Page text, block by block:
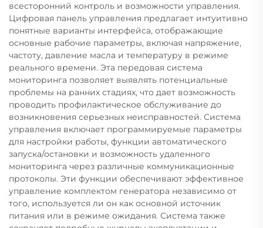
всесторонний контроль и возможности управления.
Цифровая панель управления предлагает интуитивно
понятные варианты интерфейса, отображающие
основные рабочие параметры, включая напряжение,
частоту, давление масла и температуру в режиме
реального времени. Эта передовая система
мониторинга позволяет выявлять потенциальные
проблемы на ранних стадиях, что дает возможность
проводить профилактическое обслуживание до
возникновения серьезных неисправностей. Система
управления включает программируемые параметры
для настройки работы, функции автоматического
запуска/остановки и возможность удаленного
мониторинга через различные коммуникационные
протоколы. Эти функции обеспечивают эффективное
управление комплектом генератора независимо от
того, используется ли он как основной источник
питания или в режиме ожидания. Система также